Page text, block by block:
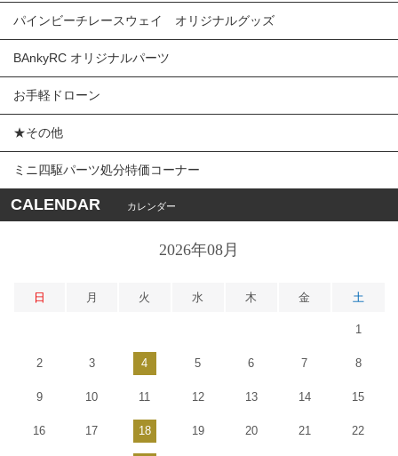
パインビーチレースウェイ オリジナルグッズ
BAnkyRC オリジナルパーツ
お手軽ドローン
★その他
ミニ四駆パーツ処分特価コーナー
CALENDAR カレンダー
2026年08月
日 月 火 水 木 金 土
1
2 3 4 5 6 7 8
9 10 11 12 13 14 15
16 17 18 19 20 21 22